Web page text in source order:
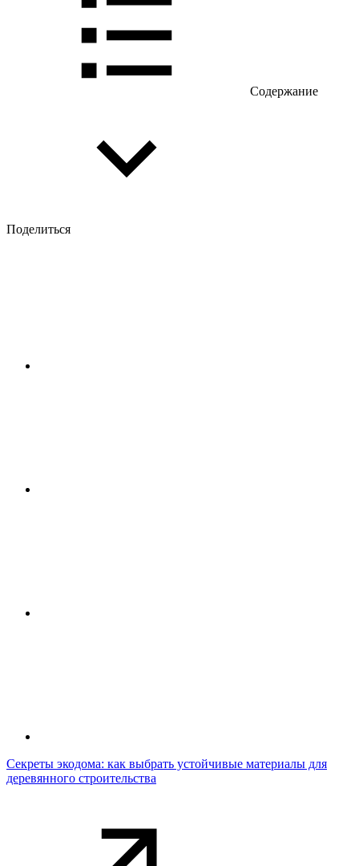
Содержание
Поделиться
Секреты экодома: как выбрать устойчивые материалы для
деревянного строительства